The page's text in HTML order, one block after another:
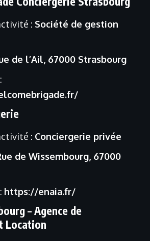
: Société de gestion
de l’Ail, 67000 Strasbourg
: Conciergerie privée
de Wissembourg, 67000
https://enaia.fr/
– Agence de
Location